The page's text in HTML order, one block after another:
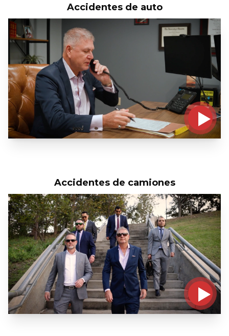
Accidentes de auto
Accidentes de camiones